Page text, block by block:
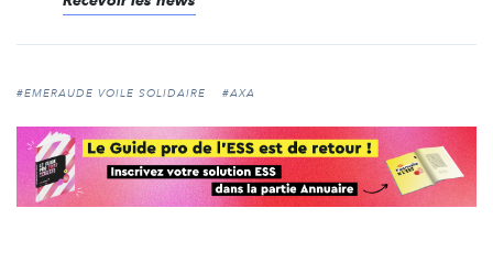
#EMERAUDE VOILE SOLIDAIRE #AXA